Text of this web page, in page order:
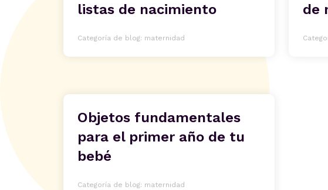
listas de nacimiento
Categoría de blog: maternidad
de
Objetos fundamentales
para el primer año de tu
bebé
Categoría de blog: maternidad